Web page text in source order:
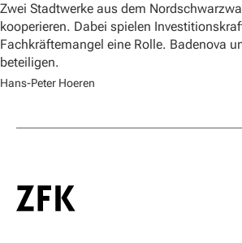
Zwei Stadtwerke aus dem
kooperieren. Dabei spielen
Fachkräftemangel eine Rolle. Badenova
beteiligen.
Hans-Peter Hoeren